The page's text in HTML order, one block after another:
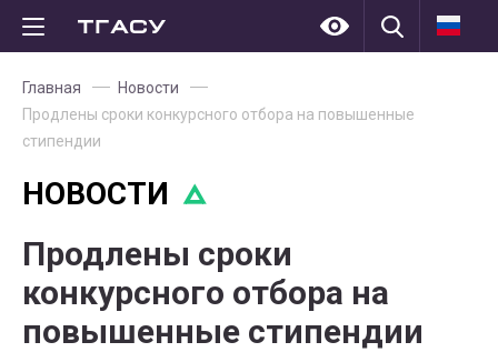
Главная
Новости
Продлены сроки конкурсного отбора на повышенные
стипендии
НОВОСТИ
Продлены сроки
конкурсного отбора на
повышенные стипендии